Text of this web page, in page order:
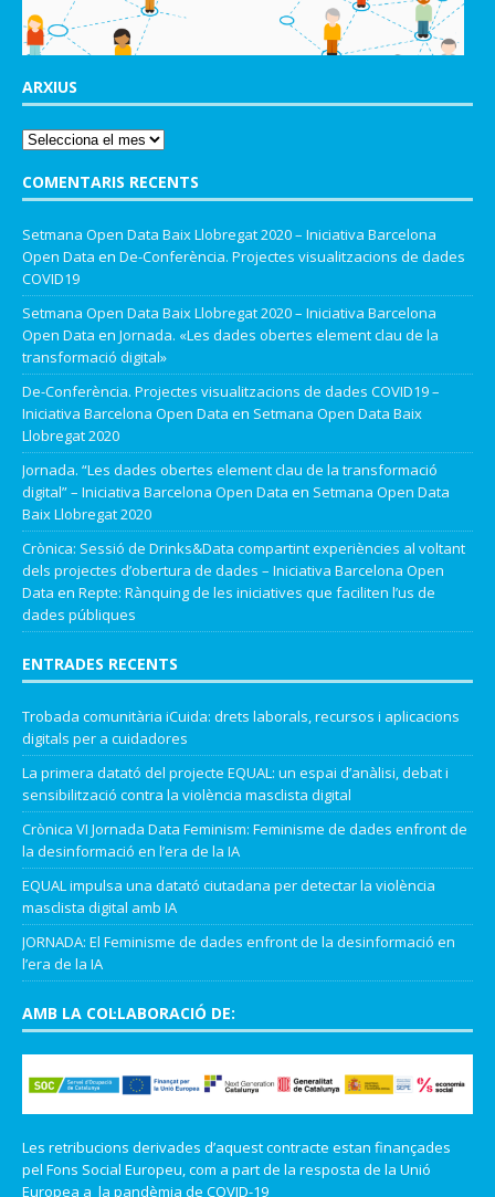
ARXIUS
COMENTARIS RECENTS
Setmana Open Data Baix Llobregat 2020 – Iniciativa Barcelona
Open Data en De-Conferència. Projectes visualitzacions de dades
COVID19
Setmana Open Data Baix Llobregat 2020 – Iniciativa Barcelona
Open Data en Jornada. «Les dades obertes element clau de la
transformació digital»
De-Conferència. Projectes visualitzacions de dades COVID19 –
Iniciativa Barcelona Open Data en Setmana Open Data Baix
Llobregat 2020
Jornada. “Les dades obertes element clau de la transformació
digital” – Iniciativa Barcelona Open Data en Setmana Open Data
Baix Llobregat 2020
Crònica: Sessió de Drinks&Data compartint experiències al voltant
dels projectes d’obertura de dades – Iniciativa Barcelona Open
Data en Repte: Rànquing de les iniciatives que faciliten l’us de
dades públiques
ENTRADES RECENTS
Trobada comunitària iCuida: drets laborals, recursos i aplicacions
digitals per a cuidadores
La primera datató del projecte EQUAL: un espai d’anàlisi, debat i
sensibilització contra la violència masclista digital
Crònica VI Jornada Data Feminism: Feminisme de dades enfront de
la desinformació en l’era de la IA
EQUAL impulsa una datató ciutadana per detectar la violència
masclista digital amb IA
JORNADA: El Feminisme de dades enfront de la desinformació en
l’era de la IA
AMB LA COL·LABORACIÓ DE:
Les retribucions derivades d’aquest contracte estan finançades
pel Fons Social Europeu, com a part de la resposta de la Unió
Europea a la pandèmia de COVID-19